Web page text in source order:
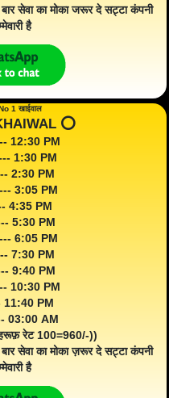
सेवा का मोका जरूर दे सट्टा कंपनी
है
1 खाईवाल
⭕️
--- 12:30 PM
1:30 PM
2:30 PM
3:05 PM
4:35 PM
5:30 PM
6:05 PM
7:30 PM
9:40 PM
10:30 PM
11:40 PM
03:00 AM
रेट 100=960/-))
सेवा का मोका ज़रूर दे सट्टा कंपनी
है